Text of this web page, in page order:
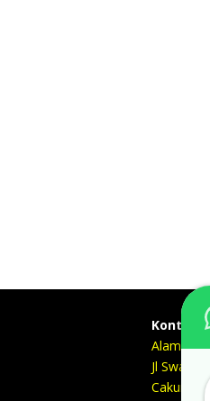
Kontak
Alamat
Jl
Cakung,